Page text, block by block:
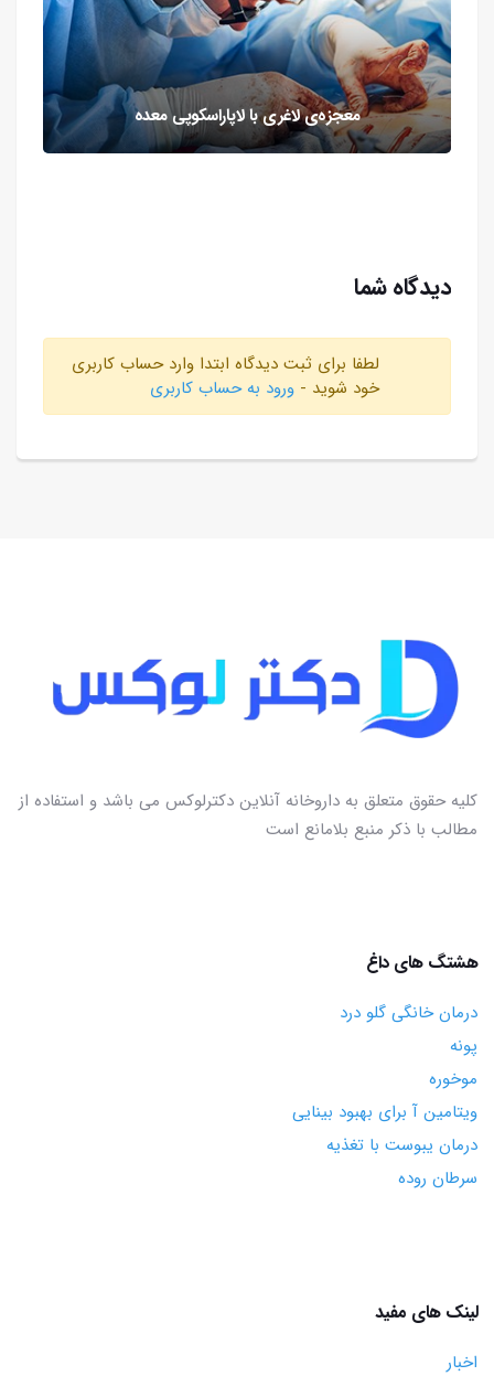
معجزه‌ی لاغری با لاپاراسکوپی معده
دیدگاه شما
لطفا برای ثبت دیدگاه ابتدا وارد حساب کاربری
خود شوید - ورود به حساب کاربری
کلیه حقوق متعلق به داروخانه آنلاین دکترلوکس می باشد و استفاده از
مطالب با ذکر منبع بلامانع است
هشتگ های داغ
درمان خانگی گلو درد
پونه
موخوره
ویتامین آ برای بهبود بینایی
درمان یبوست با تغذیه
سرطان روده
لینک های مفید
اخبار